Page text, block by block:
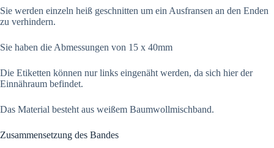
Sie werden einzeln heiß geschnitten um ein Ausfransen an den Enden
zu verhindern.
Sie haben die Abmessungen von 15 x 40mm
Die Etiketten können nur links eingenäht werden, da sich hier der
Einnähraum befindet.
Das Material besteht aus weißem Baumwollmischband.
Zusammensetzung des Bandes